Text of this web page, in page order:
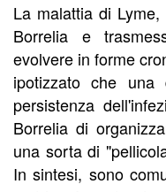
La malattia di
Borrelia e
evolvere in forme
ipotizzato che
persistenza
Borrelia di
una sorta di
In sintesi, sono